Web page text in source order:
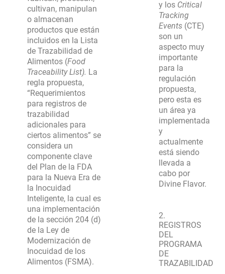
cultivan, manipulan
o almacenan
productos que están
incluidos en la Lista
de Trazabilidad de
Alimentos (Food
Traceability List). La
regla propuesta,
“Requerimientos
para registros de
trazabilidad
adicionales para
ciertos alimentos” se
considera un
componente clave
del Plan de la FDA
para la Nueva Era de
la Inocuidad
Inteligente, la cual es
una implementación
de la sección 204 (d)
de la Ley de
Modernización de
Inocuidad de los
Alimentos (FSMA).
y los Critical
Tracking
Events (CTE)
son un
aspecto muy
importante
para la
regulación
propuesta,
pero esta es
un área ya
implementada
y
actualmente
está siendo
llevada a
cabo por
Divine Flavor.
2.
REGISTROS
DEL
PROGRAMA
DE
TRAZABILIDAD